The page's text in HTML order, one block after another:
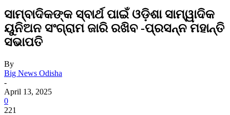
ସାମ୍ବାଦିକଙ୍କ ସ୍ବାର୍ଥ ପାଇଁ ଓଡ଼ିଶା ସାମ୍ୱାଦିକ
ୟୁନିଅନ ସଂଗ୍ରାମ ଜାରି ରଖିବ -ପ୍ରସନ୍ନ ମହାନ୍ତି
ସଭାପତି
By
Big News Odisha
-
April 13, 2025
0
221